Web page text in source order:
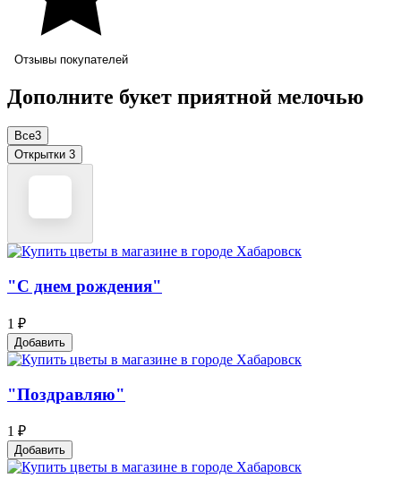
Отзывы покупателей
Дополните букет приятной мелочью
Все3
Открытки 3
"С днем рождения"
1 ₽
Добавить
"Поздравляю"
1 ₽
Добавить